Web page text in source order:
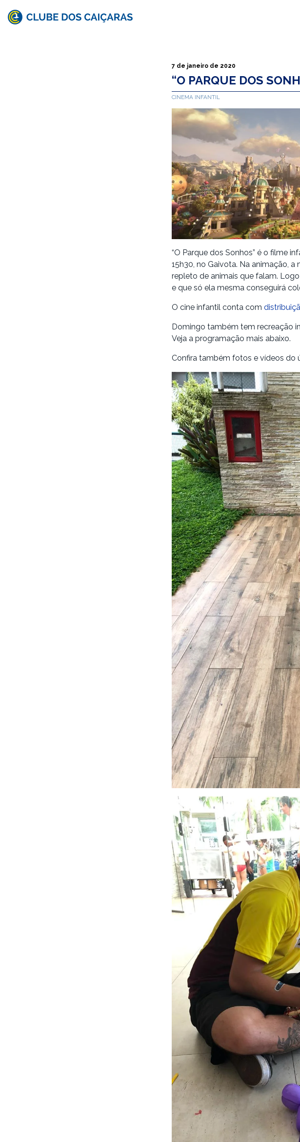
7 de janeiro de 2020
“O PARQUE DOS
CINEMA INFANTIL
“O Parque dos Sonhos” é o filme
15h30, no Gaivota. Na animação, a
repleto de animais que falam.
e que só ela mesma conseguirá
O cine infantil conta com
Domingo também tem recreação
Veja a programação mais abaixo.
Confira também fotos e vídeos do